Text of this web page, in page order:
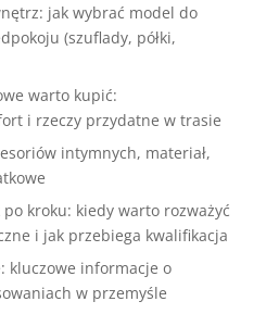
jak wybrać model do
(szuflady, półki,
warto kupić:
i rzeczy przydatne w trasie
intymnych, materiał,
kroku: kiedy warto rozważyć
i jak przebiega kwalifikacja
kluczowe informacje o
w przemyśle